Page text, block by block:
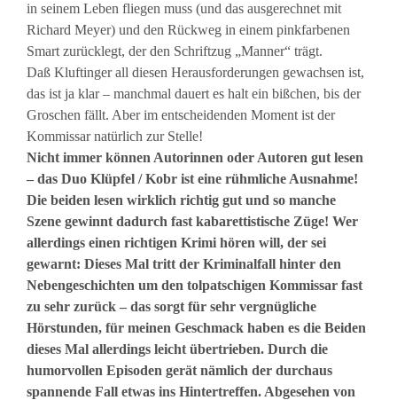
in seinem Leben fliegen muss (und das ausgerechnet mit
Richard Meyer) und den Rückweg in einem pinkfarbenen
Smart zurücklegt, der den Schriftzug „Manner“ trägt.
Daß Kluftinger all diesen Herausforderungen gewachsen ist,
das ist ja klar – manchmal dauert es halt ein bißchen, bis der
Groschen fällt. Aber im entscheidenden Moment ist der
Kommissar natürlich zur Stelle!
Nicht immer können Autorinnen oder Autoren gut lesen
– das Duo Klüpfel / Kobr ist eine rühmliche Ausnahme!
Die beiden lesen wirklich richtig gut und so manche
Szene gewinnt dadurch fast kabarettistische Züge! Wer
allerdings einen richtigen Krimi hören will, der sei
gewarnt: Dieses Mal tritt der Kriminalfall hinter den
Nebengeschichten um den tolpatschigen Kommissar fast
zu sehr zurück – das sorgt für sehr vergnügliche
Hörstunden, für meinen Geschmack haben es die Beiden
dieses Mal allerdings leicht übertrieben. Durch die
humorvollen Episoden gerät nämlich der durchaus
spannende Fall etwas ins Hintertreffen. Abgesehen von